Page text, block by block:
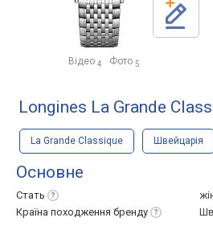
Відео 4 Фото 5
Longines La Grande
La Grande Classique Швейцарія
Основне
Стать
Країна походження бренду